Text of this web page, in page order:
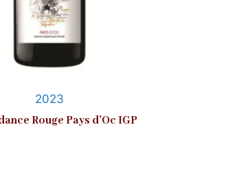
2023
Rouge Pays d’Oc IGP